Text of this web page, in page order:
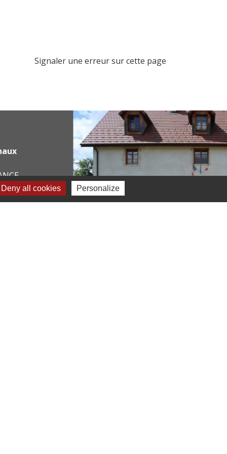
Signaler une erreur sur cette page
Deny all cookies Personalize